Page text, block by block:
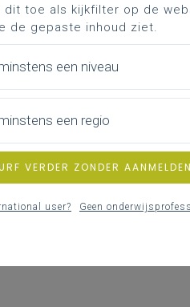
dit toe als kijkfilter op de
de gepaste inhoud ziet.
een niveau
een regio
VERDER ZONDER AANMELDEN
user? Geen